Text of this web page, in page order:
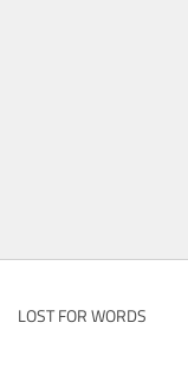
LOST FOR WORDS